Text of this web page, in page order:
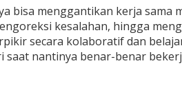
bisa menggantikan kerja sama
kesalahan, hingga
secara kolaboratif dan
saat nantinya benar-benar